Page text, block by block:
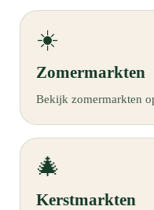
☀️
Zomermarkten
Bekijk zomermarkten
🎄
Kerstmarkten